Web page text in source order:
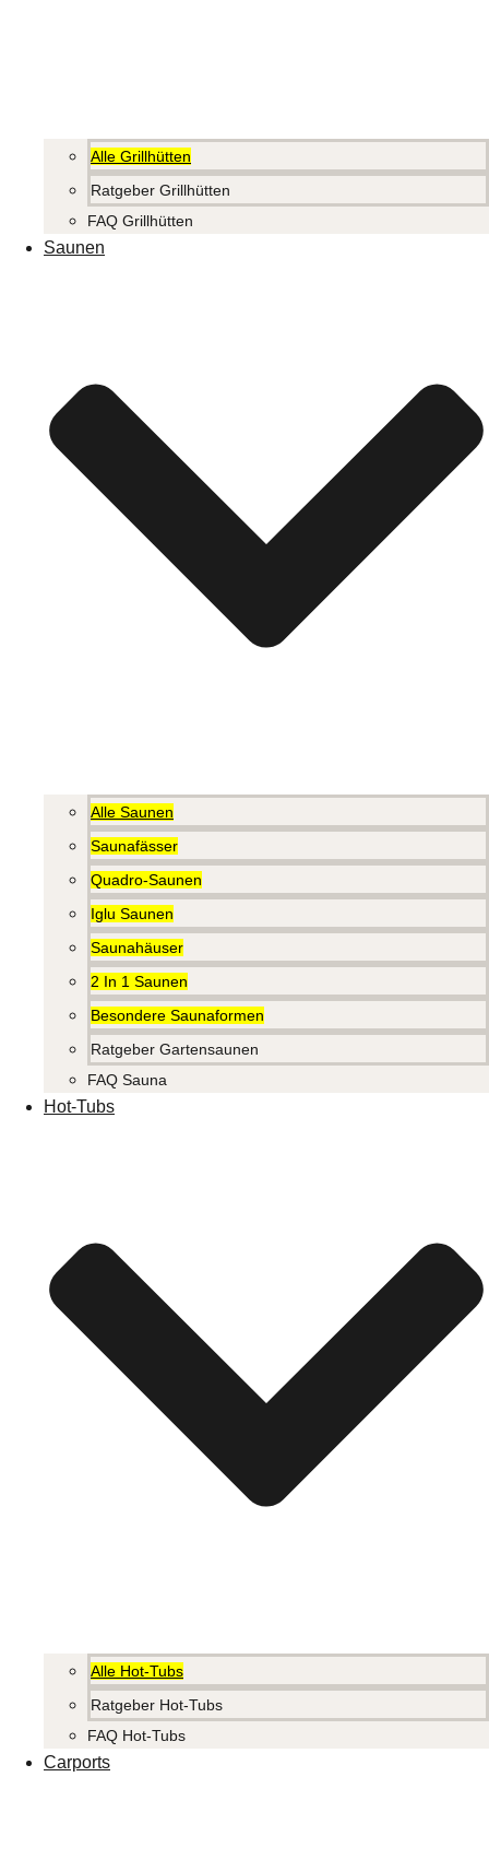
Alle Grillhütten
Ratgeber Grillhütten
FAQ Grillhütten
Saunen
Alle Saunen
Saunafässer
Quadro-Saunen
Iglu Saunen
Saunahäuser
2 In 1 Saunen
Besondere Saunaformen
Ratgeber Gartensaunen
FAQ Sauna
Hot-Tubs
Alle Hot-Tubs
Ratgeber Hot-Tubs
FAQ Hot-Tubs
Carports